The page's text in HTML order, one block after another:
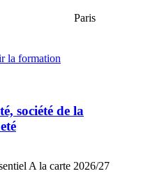
Paris
la formation
société de la
A la carte 2026/27